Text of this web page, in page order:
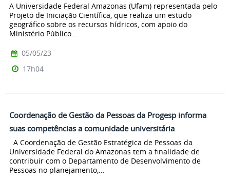
A Universidade Federal Amazonas (Ufam) representada pelo
Projeto de Iniciação Científica, que realiza um estudo
geográfico sobre os recursos hídricos, com apoio do
Ministério Público...
05/05/23
17h04
Coordenação de Gestão da Pessoas da Progesp informa
suas competências a comunidade universitária
A Coordenação de Gestão Estratégica de Pessoas da
Universidade Federal do Amazonas tem a finalidade de
contribuir com o Departamento de Desenvolvimento de
Pessoas no planejamento,...